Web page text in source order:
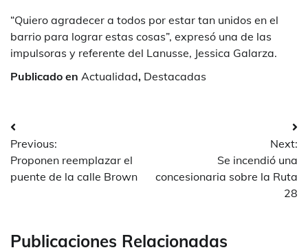
“Quiero agradecer a todos por estar tan unidos en el
barrio para lograr estas cosas”, expresó una de las
impulsoras y referente del Lanusse, Jessica Galarza.
Publicado en Actualidad, Destacadas
Navegación
de
entradas
Previous:
Proponen reemplazar el
puente de la calle Brown
Next:
Se incendió una
concesionaria sobre la Ruta
28
Publicaciones Relacionadas